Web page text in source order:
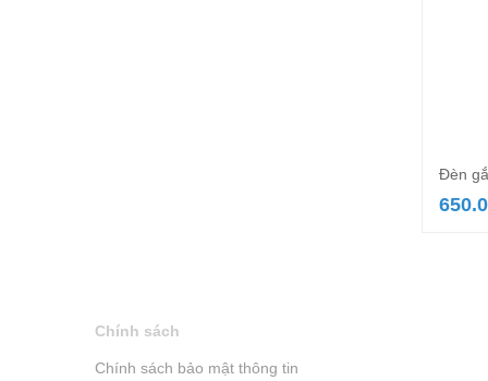
Đèn
Chính sách
Chính sách bảo mật thông tin